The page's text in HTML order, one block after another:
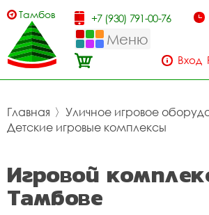
Тамбов +7 (930) 791-00-76
Меню
Вход
Главная 〉 Уличное игровое
Детские игровые комплексы
Игровой
Тамбове